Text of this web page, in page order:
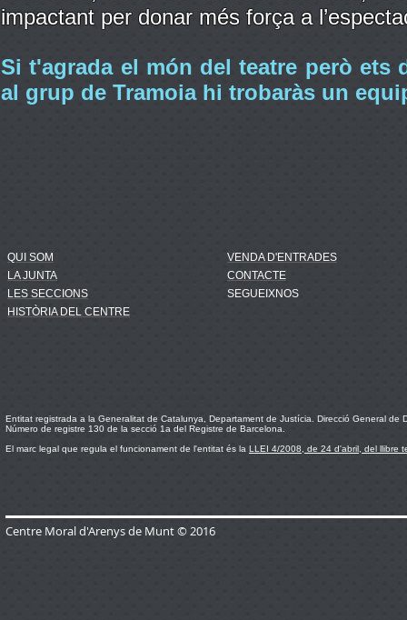
impactant per donar més força a
Si t'agrada el món del teatre però ets
al grup de Tramoia hi trobaràs un
QUI SOM
LA JUNTA
LES SECCIONS
HISTÒRIA DEL CENTRE
VENDA D'ENTRADES
CONTACTE
SEGUEIXNOS
Entitat registrada a la Generalitat de Catalunya, Departament de Justícia. Direcció General de
Número de registre 130 de la secció 1a del Registre de Barcelona.
El marc legal que regula el funcionament de l'entitat és la LLEI 4/2008, de 24 d'abril, del llibre
Centre Moral d'Arenys de Munt © 2016